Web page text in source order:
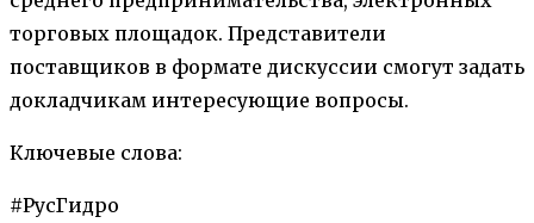
торговых площадок. Представители
поставщиков в формате дискуссии смогут задать
докладчикам интересующие вопросы.
Ключевые слова:
#РусГидро